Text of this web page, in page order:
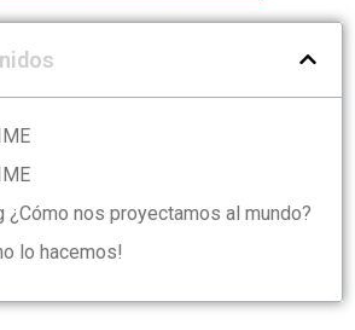
¿Cómo nos proyectamos al mundo?
lo hacemos!